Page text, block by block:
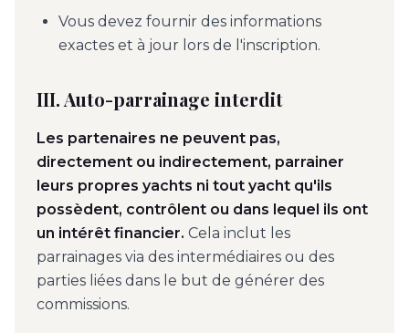
Vous devez fournir des informations
exactes et à jour lors de l'inscription.
III. Auto-parrainage interdit
Les partenaires ne peuvent pas,
directement ou indirectement, parrainer
leurs propres yachts ni tout yacht qu'ils
possèdent, contrôlent ou dans lequel ils ont
un intérêt financier. Cela inclut les
parrainages via des intermédiaires ou des
parties liées dans le but de générer des
commissions.